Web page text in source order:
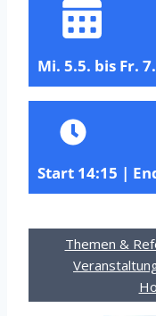
Mi. 5.5. bis Fr.
Start 14:15 |
Themen &